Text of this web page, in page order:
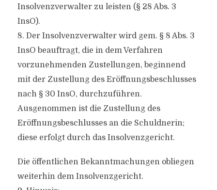
Insolvenzverwalter zu leisten (§ 28 Abs. 3
InsO).
8. Der Insolvenzverwalter wird gem. § 8 Abs. 3
InsO beauftragt, die in dem Verfahren
vorzunehmenden Zustellungen, beginnend
mit der Zustellung des Eröffnungsbeschlusses
nach § 30 InsO, durchzuführen.
Ausgenommen ist die Zustellung des
Eröffnungsbeschlusses an die Schuldnerin;
diese erfolgt durch das Insolvenzgericht.
Die öffentlichen Bekanntmachungen obliegen
weiterhin dem Insolvenzgericht.